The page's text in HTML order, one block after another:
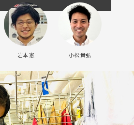
ン能力も常に求められます。
スタッフインタビューを見る
岩本 憲 小松 貴弘